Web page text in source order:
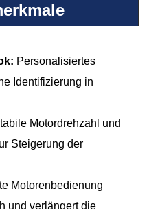
Personalisiertes
Identifizierung in
Motordrehzahl und
Steigerung der
Motorenbedienung
und verlängert die